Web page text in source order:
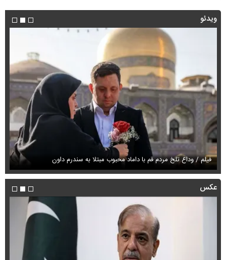
ویدئو
فیلم / وداع تلخ مردم قم با داماد محبوب مبتلا به سندرم داون
عکس